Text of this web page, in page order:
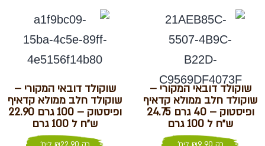
שוקולד דובאי המקורי –
שוקולד חלב ממולא קדאיף
ופיסטוק – 40 גרם 24.75
ש״ח ל 100 גרם
שוקולד דובאי המקורי –
שוקולד חלב ממולא קדאיף
ופיסטוק – 100 גרם 22.90
ש״ח ל 100 גרם